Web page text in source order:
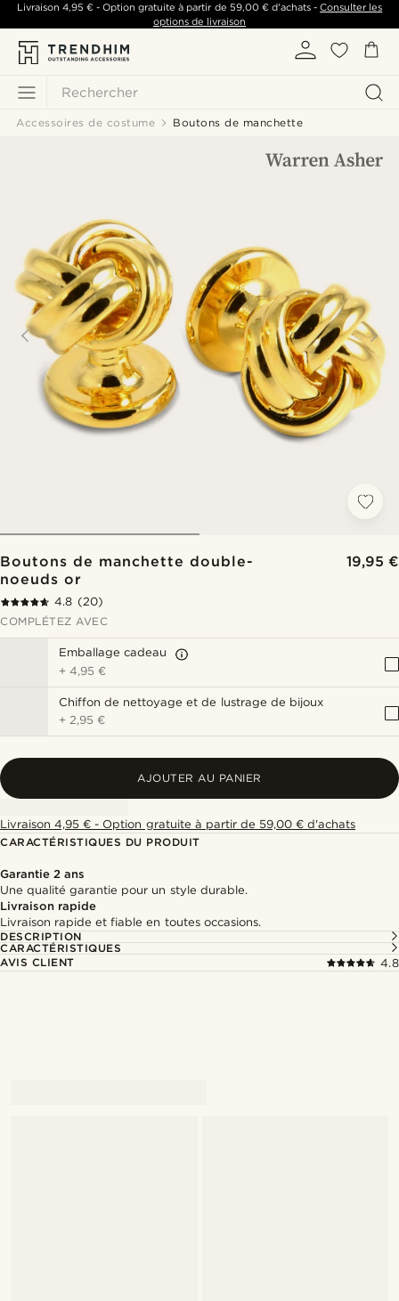
Rechercher
Livraison 4,95 €- Option gratuite à partir de 59,00 €d'achats -Consulter les
options de livraison
Accessoires de costume Boutons de manchette
Boutons de manchette double-
noeuds or
19,95 €
4.8 (20)
COMPLÉTEZ AVEC
Emballage cadeau
+4,95 €
Chiffon de nettoyage et de lustrage de bijoux
+ 2,95 €
AJOUTER AU PANIER
Livraison 4,95 € - Option gratuite à partir de 59,00 € d'achats
CARACTÉRISTIQUES DU PRODUIT
Garantie 2 ans
Une qualité garantie pour un style durable.
Livraison rapide
Livraison rapide et fiable en toutes occasions.
DESCRIPTION
CARACTÉRISTIQUES
AVIS CLIENT
4.8